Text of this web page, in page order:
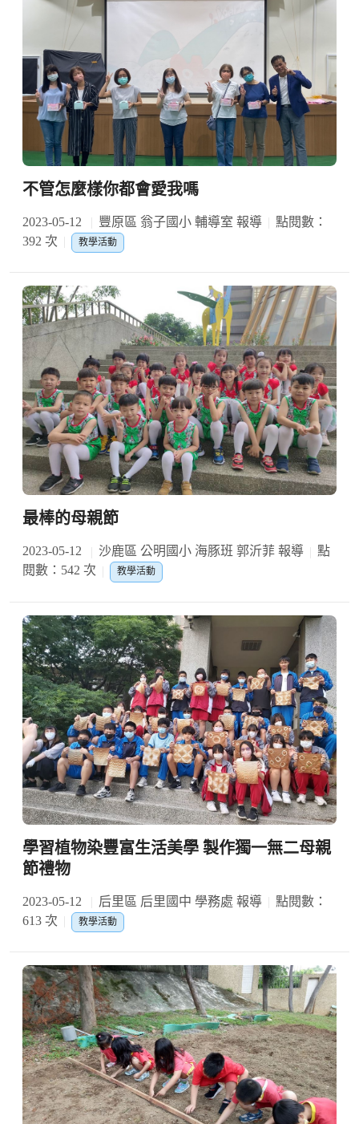
不管怎麼樣你都會愛我嗎
2023-05-12 豐原區 翁子國小 輔導室 報導
點閱數：
392 次
教學活動
最棒的母親節
2023-05-12 沙鹿區 公明國小 海豚班 郭沂菲 報導
點
閱數：542 次
教學活動
學習植物染豐富生活美學 製作獨一無二母親
節禮物
2023-05-12 后里區 后里國中 學務處 報導
點閱數：
613 次
教學活動